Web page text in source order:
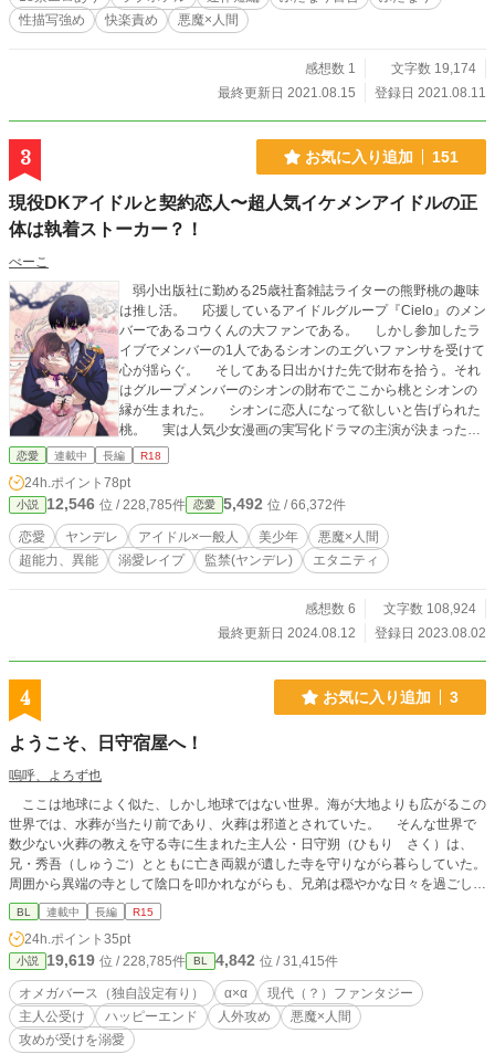
性描写強め
快楽責め 悪魔×人間
感想数 1
文字数 19,174
最終更新日 2021.08.15
登録日 2021.08.11
3 お気に入り追加 151
現役DKアイドルと契約恋人〜超人気イケメンアイドルの正
体は執着ストーカー？！
べーこ
弱小出版社に勤める25歳社畜雑誌ライターの熊野桃の趣味
は推し活。 応援しているアイドルグループ『Cielo』のメン
バーであるコウくんの大ファンである。 しかし参加したラ
イブでメンバーの1人であるシオンのエグいファンサを受けて
心が揺らぐ。 そしてある日出かけた先で財布を拾う。それ
はグループメンバーのシオンの財布でここから桃とシオンの
縁が生まれた。 シオンに恋人になって欲しいと告げられた
桃。 実は人気少女漫画の実写化ドラマの主演が決まったシ
オンだが恋愛をしたことがなかった。役作りのために信頼で
は悩むが推しであるコウとの縁ができる事とシオンの押しに
負けて付き合う事を決意する。 現役高校生とは思えないほ
どのシオンのスパダリっぷりに桃はときめくと同時に9歳年下
の男の子と付き合う事に罪悪感を感じていた。ついに桃はシ
オンに別れを告げるがシオンは絶対に嫌だと言い張り、所有
のことずーっと好きだったよ。また俺から離れようとするな
んて酷い人。今度こそ一緒にいようね。たっぷり愛してあげ
ます。 BADルートはシオンの過去編終了から分岐してます。
ADエンドルートはこれから更新していきます ムーンライト
恋愛 連載中 長編 R18
24h.ポイント 78pt
小説 12,546 位 / 228,785件 恋愛 5,492 位 / 66,372件
恋愛 ヤンデレ アイドル×一般人 美少年
悪魔×人間
超能力、異能
溺愛レイプ 監禁(ヤンデレ) エタニティ
感想数 6
文字数 108,924
最終更新日 2024.08.12
登録日 2023.08.02
4 お気に入り追加 3
ようこそ、日守宿屋へ！
嗚呼、よろず也
ここは地球によく似た、しかし地球ではない世界。海が大地よりも広がるこの
世界では、水葬が当たり前であり、火葬は邪道とされていた。 そんな世界で
数少ない火葬の教えを守る寺に生まれた主人公・日守朔（ひもり さく）は、
兄・秀吾（しゅうご）とともに亡き両親が遺した寺を守りながら暮らしていた。
周囲から異端の寺として陰口を叩かれながらも、兄弟は穏やかな日々を過ごして
いた。 しかし朔の修学旅行先の寺で、穢れた闇物に遭遇したことをきっかけ
にその日常は崩れ去る。守護師、守護連盟、そして悪魔――。朔は世界を揺るが
す運命へと巻き込まれていく。 ※不定期に投稿します。 ※2作品目です。 ※セ
ンシティブ、グロテスクなどの表現がある回に◇（R15）か◆(R18?)をつけま
す。 拙いところがあると思いますが、これからもっと多くの人を感動させられ
るような文章を書けるように実地で学んでいきたいと思います。どうぞ、お手柔
らかに。
BL 連載中 長編 R15
24h.ポイント 35pt
小説 19,619 位 / 228,785件 BL 4,842 位 / 31,415件
オメガバース（独自設定有り） α×α
現代（？）ファンタジー
主人公受け
ハッピーエンド 人外攻め
悪魔×人間
攻めが受けを溺愛